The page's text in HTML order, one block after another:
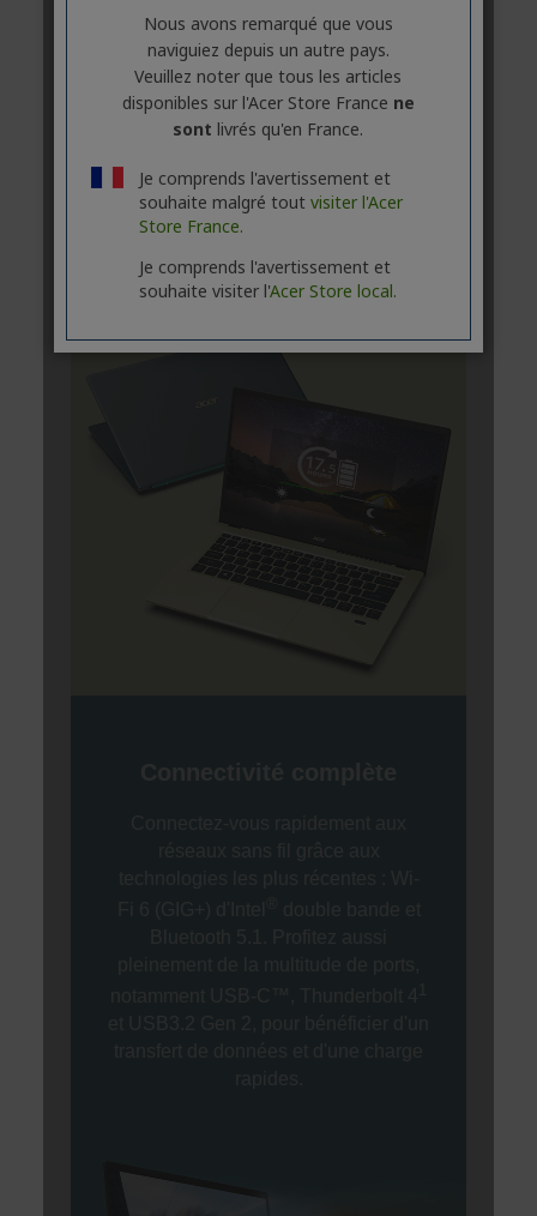
Nous avons remarqué que vous
naviguiez depuis un autre pays.
Veuillez noter que tous les articles
disponibles sur l'Acer Store France ne
sont livrés qu'en France.
Je comprends l'avertissement et
souhaite malgré tout visiter l'Acer
Store France.
Je comprends l'avertissement et
souhaite visiter l'Acer Store local.